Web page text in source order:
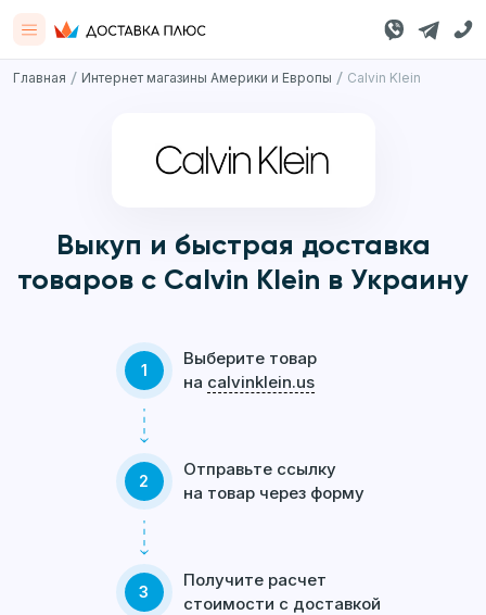
Главная / Интернет магазины Америки и Европы / Calvin Klein
Выкуп и быстрая доставка
товаров с Calvin Klein в Украину
1
Выберите товар
на calvinklein.us
2
Отправьте ссылку
на товар через форму
3
Получите расчет
стоимости с доставкой